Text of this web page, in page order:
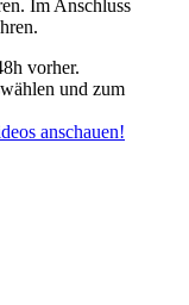
Im Anschluss
vorher.
und zum
anschauen!